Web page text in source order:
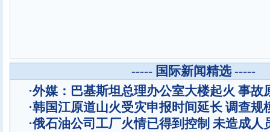
----- 国际新闻精选 -----
·外媒：巴基斯坦总理办公室大楼起火 事故
·韩国江原道山火受灾申报时间延长 调查规
·俄石油公司工厂火情已得到控制 未造成人